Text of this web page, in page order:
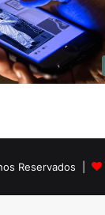
Reservados |